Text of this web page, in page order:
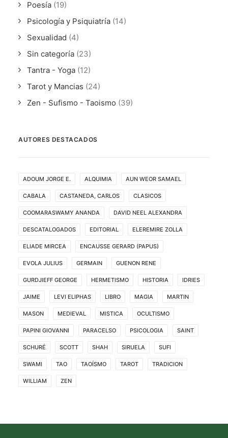
Poesía (19)
Psicología y Psiquiatría (14)
Sexualidad (4)
Sin categoría (23)
Tantra - Yoga (12)
Tarot y Mancias (24)
Zen - Sufismo - Taoismo (39)
AUTORES DESTACADOS
ADOUM JORGE E. ALQUIMIA AUN WEOR SAMAEL
CABALA CASTANEDA, CARLOS CLASICOS
COOMARASWAMY ANANDA DAVID NEEL ALEXANDRA
DESCATALOGADOS EDITORIAL ELEREMIRE ZOLLA
ELIADE MIRCEA ENCAUSSE GERARD (PAPUS)
EVOLA JULIUS GERMAIN GUENON RENE
GURDJIEFF GEORGE HERMETISMO HISTORIA IDRIES
JAIME LEVI ELIPHAS LIBRO MAGIA MARTIN
MASON MEDIEVAL MISTICA OCULTISMO
PAPINI GIOVANNI PARACELSO PSICOLOGIA SAINT
SCHURÉ SCOTT SHAH SIRUELA SUFI
SWAMI TAO TAOÍSMO TAROT TRADICION
WILLIAM ZEN